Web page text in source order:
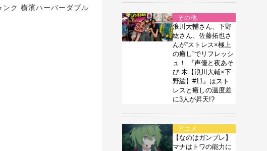
ク 横濱ハーバーダブル
その他
浪川大輔さん、下野
紘さん、佐藤拓也さ
んが“ストレス×極上
の癒し”でリフレッシ
ュ！ 『声優と夜あそ
び 木【浪川大輔×下
野紘】#11』はスト
レスと癒しの温度差
に3人が昇天!?
アニメ
【なのはガンブレ】
マナはトワの能力に